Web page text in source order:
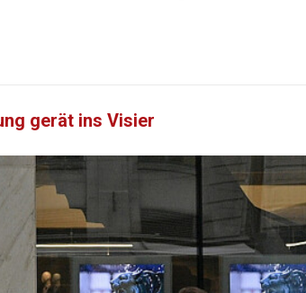
gerät ins Visier